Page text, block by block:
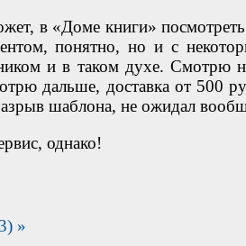
в «Доме книги»
понятно, но и с
и в таком духе. Смотрю
дальше, доставка от 500
шаблона, не ожидал
однако!
»